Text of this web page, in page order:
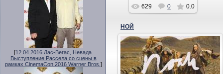
[12.04.2016 Лас-Вегас, Невада.
Выступление Рассела со сцены в
рамках CinemaCon 2016 Warner Bros. ]
629 0 0.0
НОЙ
01.03.2014
Работа фотографа Грега
Уильямса.
nevr71